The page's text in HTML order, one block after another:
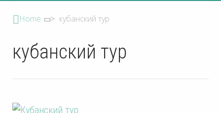
Home > кубанский тур
кубанский тур